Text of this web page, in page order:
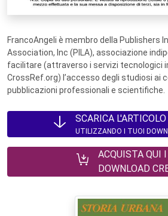
FrancoAngeli è membro della Publishers
Association, Inc (PILA), associazione
facilitare (attraverso i servizi tecnologici
CrossRef.org) l’accesso degli studiosi ai
pubblicazioni professionali e scientifiche.
SCARICA L'ARTICOLO
UTILIZZANDO I TUOI
ACQUISTA QUI
DOWNLOAD